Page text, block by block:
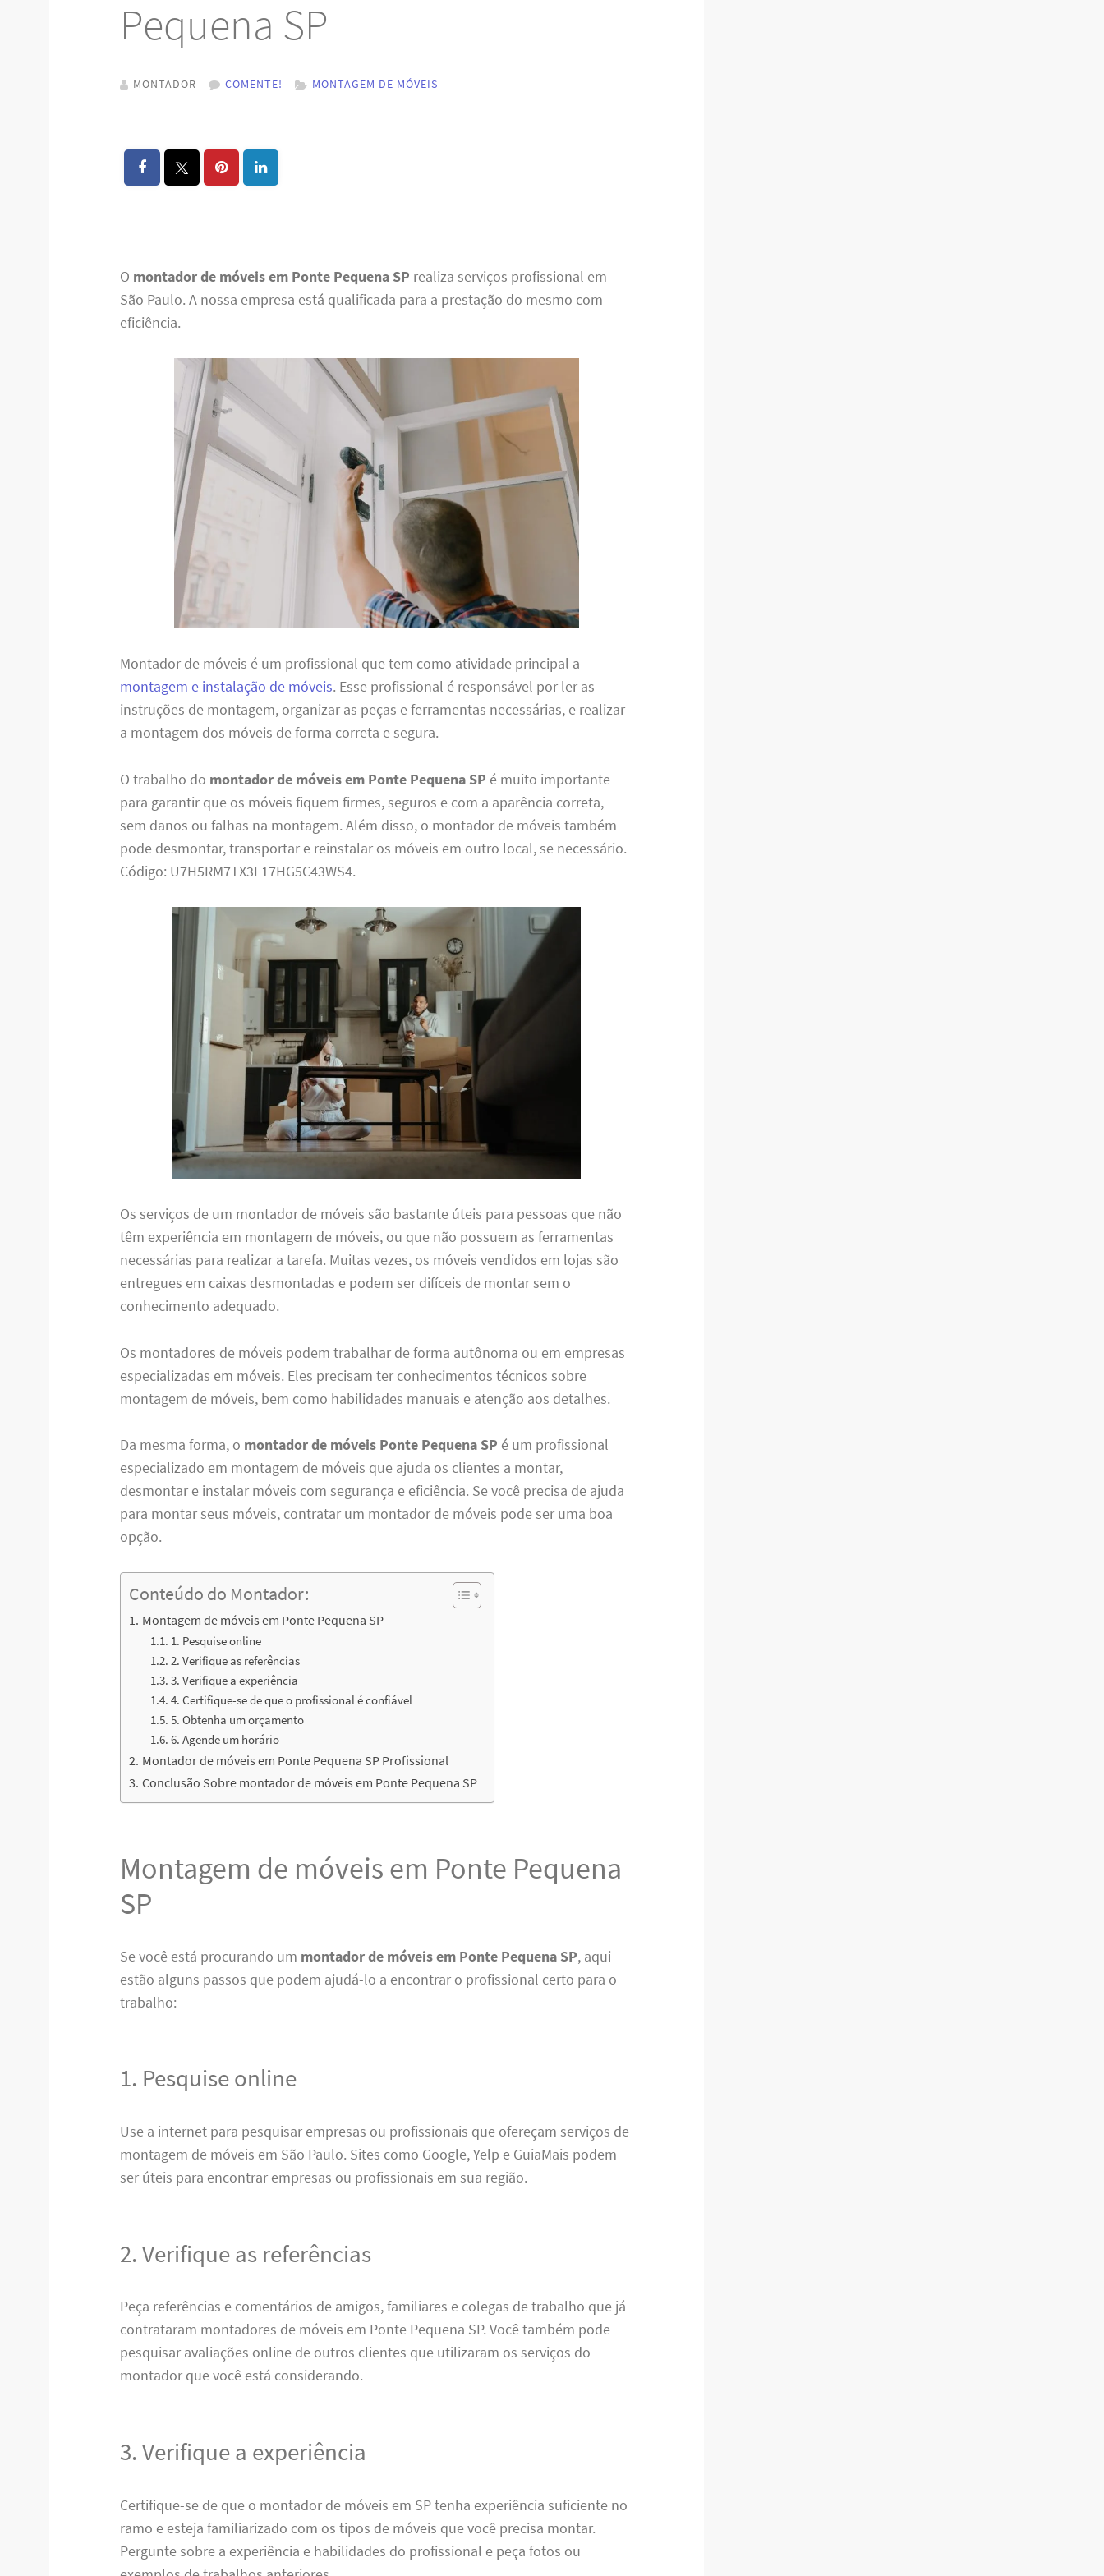
Pequena SP
MONTADOR COMENTE! MONTAGEM DE MÓVEIS
O montador de móveis em Ponte Pequena SP realiza serviços profissional em
São Paulo. A nossa empresa está qualificada para a prestação do mesmo com
eficiência.
Montador de móveis é um profissional que tem como atividade principal a
montagem e instalação de móveis. Esse profissional é responsável por ler as
instruções de montagem, organizar as peças e ferramentas necessárias, e realizar
a montagem dos móveis de forma correta e segura.
O trabalho do montador de móveis em Ponte Pequena SP é muito importante
para garantir que os móveis fiquem firmes, seguros e com a aparência correta,
sem danos ou falhas na montagem. Além disso, o montador de móveis também
pode desmontar, transportar e reinstalar os móveis em outro local, se necessário.
Código: U7H5RM7TX3L17HG5C43WS4.
Os serviços de um montador de móveis são bastante úteis para pessoas que não
têm experiência em montagem de móveis, ou que não possuem as ferramentas
necessárias para realizar a tarefa. Muitas vezes, os móveis vendidos em lojas são
entregues em caixas desmontadas e podem ser difíceis de montar sem o
conhecimento adequado.
Os montadores de móveis podem trabalhar de forma autônoma ou em empresas
especializadas em móveis. Eles precisam ter conhecimentos técnicos sobre
montagem de móveis, bem como habilidades manuais e atenção aos detalhes.
Da mesma forma, o montador de móveis Ponte Pequena SP é um profissional
especializado em montagem de móveis que ajuda os clientes a montar,
desmontar e instalar móveis com segurança e eficiência. Se você precisa de ajuda
para montar seus móveis, contratar um montador de móveis pode ser uma boa
opção.
Conteúdo do Montador:
Montagem de móveis em Ponte Pequena SP
1. Pesquise online
2. Verifique as referências
3. Verifique a experiência
4. Certifique-se de que o profissional é confiável
5. Obtenha um orçamento
6. Agende um horário
Montador de móveis em Ponte Pequena SP Profissional
Conclusão Sobre montador de móveis em Ponte Pequena SP
Montagem de móveis em Ponte Pequena
SP
Se você está procurando um montador de móveis em Ponte Pequena SP, aqui
estão alguns passos que podem ajudá-lo a encontrar o profissional certo para o
trabalho:
1. Pesquise online
Use a internet para pesquisar empresas ou profissionais que ofereçam serviços de
montagem de móveis em São Paulo. Sites como Google, Yelp e GuiaMais podem
ser úteis para encontrar empresas ou profissionais em sua região.
2. Verifique as referências
Peça referências e comentários de amigos, familiares e colegas de trabalho que já
contrataram montadores de móveis em Ponte Pequena SP. Você também pode
pesquisar avaliações online de outros clientes que utilizaram os serviços do
montador que você está considerando.
3. Verifique a experiência
Certifique-se de que o montador de móveis em SP tenha experiência suficiente no
ramo e esteja familiarizado com os tipos de móveis que você precisa montar.
Pergunte sobre a experiência e habilidades do profissional e peça fotos ou